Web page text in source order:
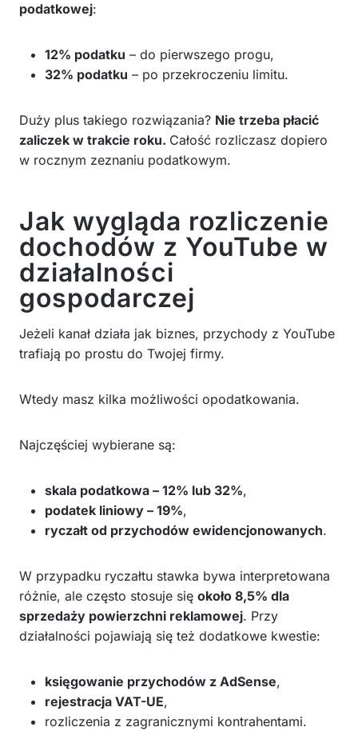
podatkowej:
12% podatku – do pierwszego progu,
32% podatku – po przekroczeniu limitu.
Duży plus takiego rozwiązania? Nie trzeba płacić
zaliczek w trakcie roku. Całość rozliczasz dopiero
w rocznym zeznaniu podatkowym.
Jak wygląda rozliczenie
dochodów z YouTube w
działalności
gospodarczej
Jeżeli kanał działa jak biznes, przychody z YouTube
trafiają po prostu do Twojej firmy.
Wtedy masz kilka możliwości opodatkowania.
Najczęściej wybierane są:
skala podatkowa – 12% lub 32%,
podatek liniowy – 19%,
ryczałt od przychodów ewidencjonowanych.
W przypadku ryczałtu stawka bywa interpretowana
różnie, ale często stosuje się około 8,5% dla
sprzedaży powierzchni reklamowej. Przy
działalności pojawiają się też dodatkowe kwestie:
księgowanie przychodów z AdSense,
rejestracja VAT-UE,
rozliczenia z zagranicznymi kontrahentami.